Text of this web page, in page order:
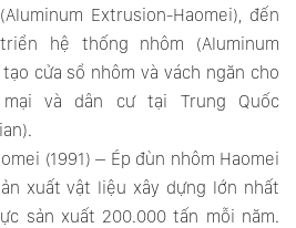
Extrusion-Haomei), đến
hệ thống nhôm (Aluminum
cửa sổ nhôm và vách ngăn cho
và dân cư tại Trung Quốc
(1991) – Ép đùn nhôm Haomei
xuất vật liệu xây dựng lớn nhất
sản xuất 200.000 tấn mỗi năm.